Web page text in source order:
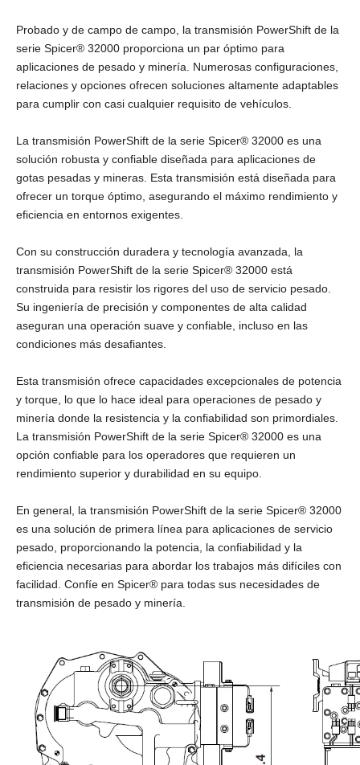
Probado y de campo de campo, la transmisión PowerShift de la
serie Spicer® 32000 proporciona un par óptimo para
aplicaciones de pesado y minería. Numerosas configuraciones,
relaciones y opciones ofrecen soluciones altamente adaptables
para cumplir con casi cualquier requisito de vehículos.
La transmisión PowerShift de la serie Spicer® 32000 es una
solución robusta y confiable diseñada para aplicaciones de
gotas pesadas y mineras. Esta transmisión está diseñada para
ofrecer un torque óptimo, asegurando el máximo rendimiento y
eficiencia en entornos exigentes.
Con su construcción duradera y tecnología avanzada, la
transmisión PowerShift de la serie Spicer® 32000 está
construida para resistir los rigores del uso de servicio pesado.
Su ingeniería de precisión y componentes de alta calidad
aseguran una operación suave y confiable, incluso en las
condiciones más desafiantes.
Esta transmisión ofrece capacidades excepcionales de potencia
y torque, lo que lo hace ideal para operaciones de pesado y
minería donde la resistencia y la confiabilidad son primordiales.
La transmisión PowerShift de la serie Spicer® 32000 es una
opción confiable para los operadores que requieren un
rendimiento superior y durabilidad en su equipo.
En general, la transmisión PowerShift de la serie Spicer® 32000
es una solución de primera línea para aplicaciones de servicio
pesado, proporcionando la potencia, la confiabilidad y la
eficiencia necesarias para abordar los trabajos más difíciles con
facilidad. Confíe en Spicer® para todas sus necesidades de
transmisión de pesado y minería.